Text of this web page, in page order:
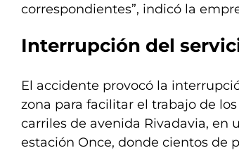
correspondientes”, indicó la
Interrupción del
El accidente provocó la
zona para facilitar el trabajo de
carriles de avenida Rivadavia, en
estación Once, donde cientos de